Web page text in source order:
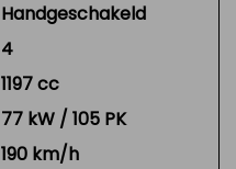
Handgeschakeld
4
1197 cc
77 kW / 105 PK
190 km/h